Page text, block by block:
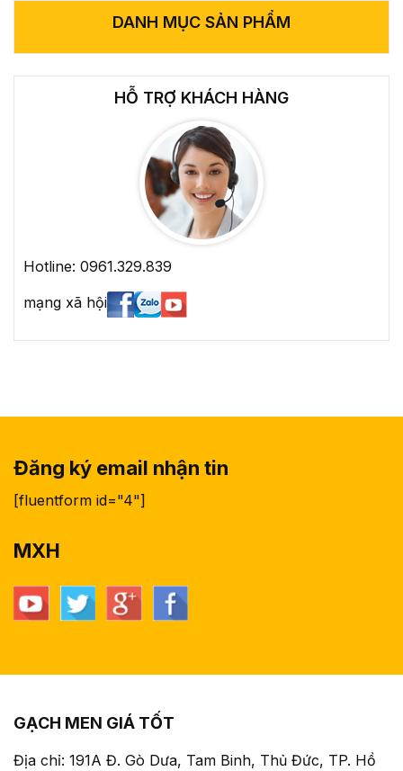
DANH MỤC SẢN PHẨM
HỖ TRỢ KHÁCH HÀNG
Hotline: 0961.329.839
mạng xã hội
Đăng ký email nhận tin
[fluentform id="4"]
MXH
GẠCH MEN GIÁ TỐT
Địa chỉ: 191A Đ. Gò Dưa, Tam Binh, Thủ Đức, TP. Hồ